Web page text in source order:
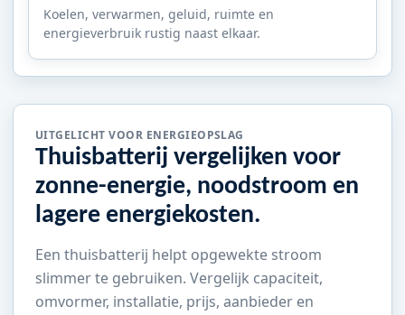
Koelen, verwarmen, geluid, ruimte en
energieverbruik rustig naast elkaar.
UITGELICHT VOOR ENERGIEOPSLAG
Thuisbatterij vergelijken voor
zonne-energie, noodstroom en
lagere energiekosten.
Een thuisbatterij helpt opgewekte stroom
slimmer te gebruiken. Vergelijk capaciteit,
omvormer, installatie, prijs, aanbieder en